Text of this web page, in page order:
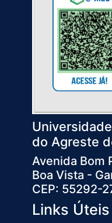
do Agreste
Avenida Bom
Boa Vista -
CEP: 55292-
Links Úteis